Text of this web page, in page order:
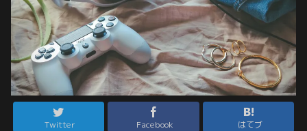
Twitter Facebook はてブ